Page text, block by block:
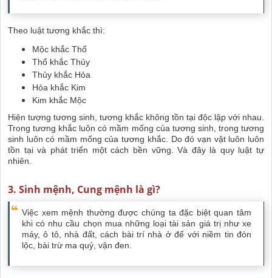
Theo luật tương khắc thì:
Mộc khắc Thổ
Thổ khắc Thủy
Thủy khắc Hỏa
Hỏa khắc Kim
Kim khắc Mộc
Hiện tượng tương sinh, tương khắc không tồn tại độc lập với nhau.
Trong tương khắc luôn có mầm mống của tương sinh, trong tương
sinh luôn có mầm mống của tương khắc. Do đó vạn vật luôn luôn
tồn tại và phát triển một cách bền vững. Và đây là quy luật tự
nhiên.
3. Sinh mệnh, Cung mệnh là gì?
Việc xem mệnh thường được chúng ta đặc biệt quan tâm
khi có nhu cầu chọn mua những loại tài sản giá trị như xe
máy, ô tô, nhà đất, cách bài trí nhà ở để với niềm tin đón
lộc, bài trừ ma quỷ, vận đen.